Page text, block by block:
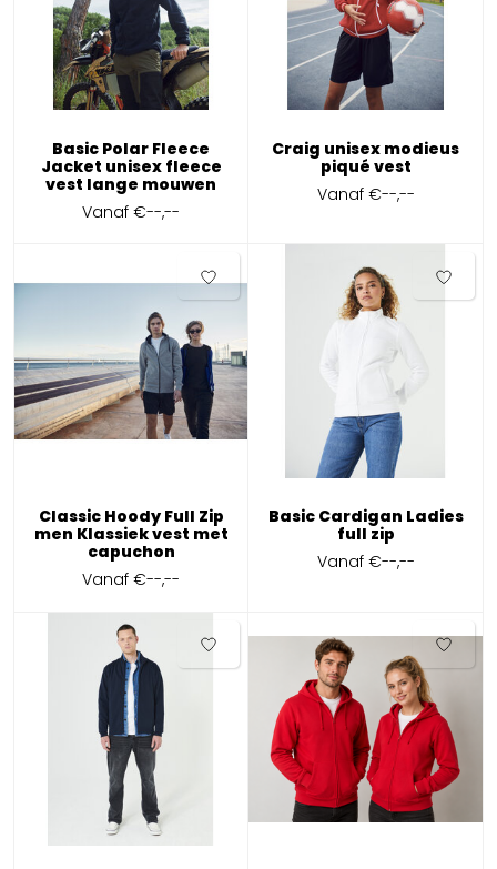
Basic Polar Fleece
Jacket unisex fleece
vest lange mouwen
Vanaf€--,--
Craig unisex modieus
piqué vest
Vanaf €--,--
Classic Hoody Full Zip
men Klassiek vest met
capuchon
Vanaf€--,--
Basic Cardigan Ladies
full zip
Vanaf €--,--